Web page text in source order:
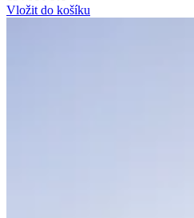
Vložit do košíku